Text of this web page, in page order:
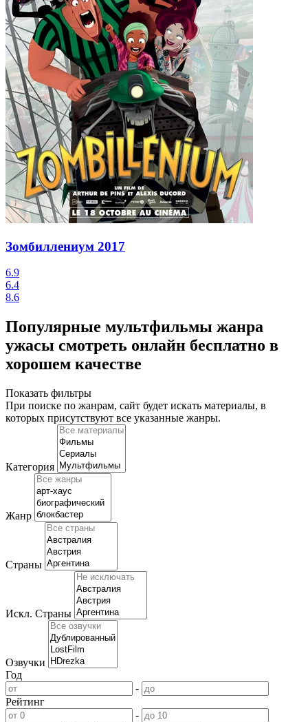
Зомбиллениум 2017
6.9
6.4
8.6
Популярные мультфильмы жанра
ужасы смотреть онлайн бесплатно в
хорошем качестве
Показать фильтры
При поиске по жанрам, сайт будет искать материалы, в
которых присутствуют все указанные жанры.
Категория
Жанр
Страны
Искл. Страны
Озвучки
Год
-
Рейтинг
-